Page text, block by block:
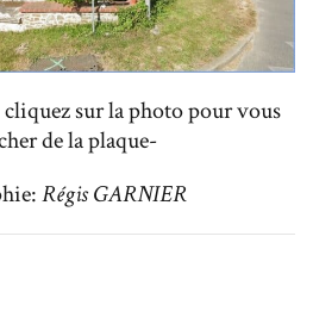
cliquez sur la photo pour vous
de la plaque-
Régis GARNIER